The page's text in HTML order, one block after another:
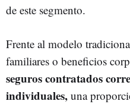
de este segmento.
Frente al modelo
familiares o beneficios
seguros contratados
individuales, una